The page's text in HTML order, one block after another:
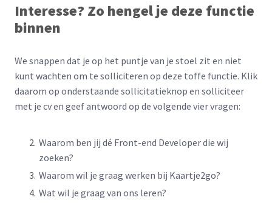
Interesse? Zo hengel je deze functie
binnen
We snappen dat je op het puntje van je stoel zit en niet
kunt wachten om te solliciteren op deze toffe functie. Klik
daarom op onderstaande sollicitatieknop en solliciteer
met je cv en geef antwoord op de volgende vier vragen:
Waarom ben jij dé Front-end Developer die wij
zoeken?
Waarom wil je graag werken bij Kaartje2go?
Wat wil je graag van ons leren?